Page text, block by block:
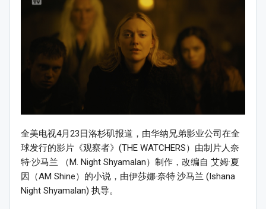
全美电视4月23日洛杉矶报道，由华纳兄弟影业公司在全
球发行的影片《观察者》(THE WATCHERS）由制片人奈
特·沙马兰 （M. Night Shyamalan）制作，改编自 艾姆·夏
因（AM Shine）的小说，由伊莎娜·奈特·沙马兰 (Ishana
Night Shyamalan) 执导。